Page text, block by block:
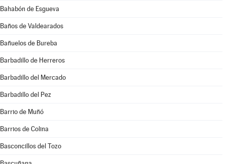
Bahabón de Esgueva
Baños de Valdearados
Bañuelos de Bureba
Barbadillo de Herreros
Barbadillo del Mercado
Barbadillo del Pez
Barrio de Muñó
Barrios de Colina
Basconcillos del Tozo